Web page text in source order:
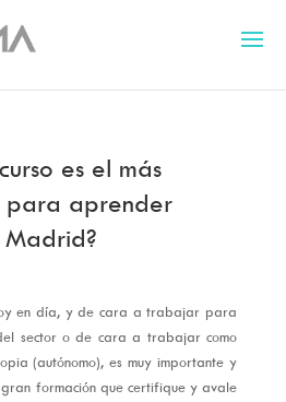
es el más
para aprender
Madrid?
en día, y de cara a trabajar para
sector o de cara a trabajar como
(autónomo), es muy importante y
gran formación que certifique y avale